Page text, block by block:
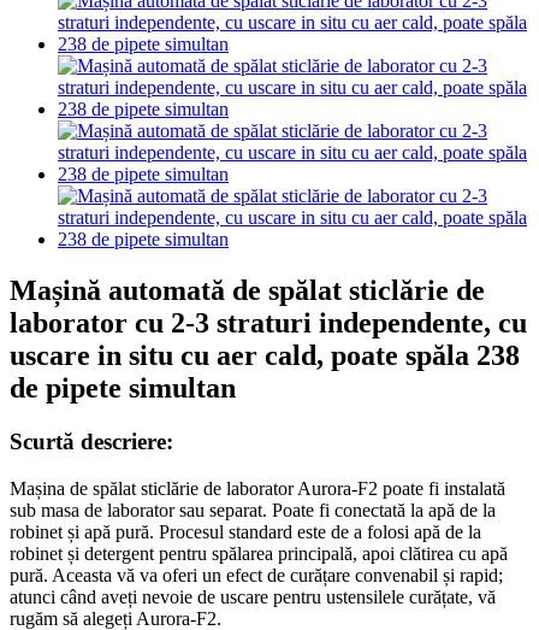
Mașină automată de spălat sticlărie de
laborator cu 2-3 straturi independente, cu
uscare in situ cu aer cald, poate spăla 238
de pipete simultan
Scurtă descriere:
Mașina de spălat sticlărie de laborator Aurora-F2 poate fi instalată
sub masa de laborator sau separat. Poate fi conectată la apă de la
robinet și apă pură. Procesul standard este de a folosi apă de la
robinet și detergent pentru spălarea principală, apoi clătirea cu apă
pură. Aceasta vă va oferi un efect de curățare convenabil și rapid;
atunci când aveți nevoie de uscare pentru ustensilele curățate, vă
rugăm să alegeți Aurora-F2.